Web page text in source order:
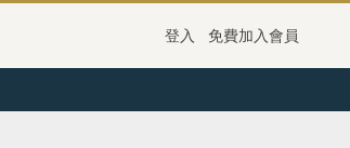
登入 免費加入會員